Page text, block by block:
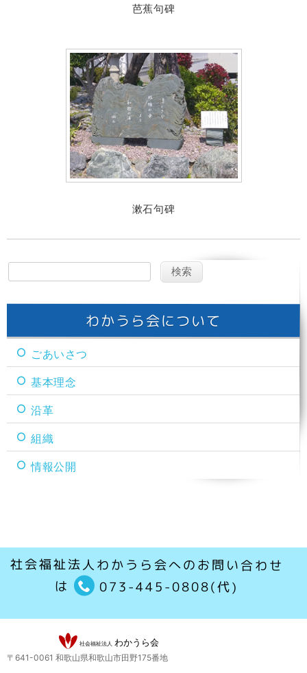
芭蕉句碑
漱石句碑
わかうら会について
ごあいさつ
基本理念
沿革
組織
情報公開
社会福祉法人わかうら会へのお問い合わせ
は 073-445-0808(代)
〒641-0061 和歌山県和歌山市田野175番地